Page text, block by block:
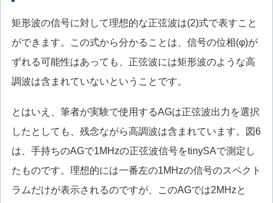
矩形波の信号に対して理想的な正弦波は(2)式で表すこと
ができます。この式から分かることは、信号の位相(φ)が
ずれる可能性はあっても、正弦波には矩形波のような高
調波は含まれていないということです。
とはいえ、筆者が実験で使用するAGは正弦波出力を選択
したとしても、残念ながら高調波は含まれています。図6
は、手持ちのAGで1MHzの正弦波信号をtinySAで測定し
たものです。理想的には一番左の1MHzの信号のスペクト
ラムだけが表示されるのですが、このAGでは2MHzと